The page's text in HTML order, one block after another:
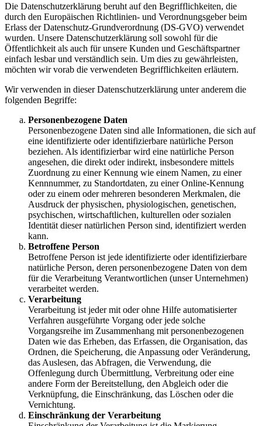
Die Datenschutzerklärung beruht auf den Begrifflichkeiten, die
durch den Europäischen Richtlinien- und Verordnungsgeber beim
Erlass der Datenschutz-Grundverordnung (DS-GVO) verwendet
wurden. Unsere Datenschutzerklärung soll sowohl für die
Öffentlichkeit als auch für unsere Kunden und Geschäftspartner
einfach lesbar und verständlich sein. Um dies zu gewährleisten,
möchten wir vorab die verwendeten Begrifflichkeiten erläutern.
Wir verwenden in dieser Datenschutzerklärung unter anderem die
folgenden Begriffe:
Personenbezogene Daten
Personenbezogene Daten sind alle Informationen, die sich auf
eine identifizierte oder identifizierbare natürliche Person
beziehen. Als identifizierbar wird eine natürliche Person
angesehen, die direkt oder indirekt, insbesondere mittels
Zuordnung zu einer Kennung wie einem Namen, zu einer
Kennnummer, zu Standortdaten, zu einer Online-Kennung
oder zu einem oder mehreren besonderen Merkmalen, die
Ausdruck der physischen, physiologischen, genetischen,
psychischen, wirtschaftlichen, kulturellen oder sozialen
Identität dieser natürlichen Person sind, identifiziert werden
kann.
Betroffene Person
Betroffene Person ist jede identifizierte oder identifizierbare
natürliche Person, deren personenbezogene Daten von dem
für die Verarbeitung Verantwortlichen (unser Unternehmen)
verarbeitet werden.
Verarbeitung
Verarbeitung ist jeder mit oder ohne Hilfe automatisierter
Verfahren ausgeführte Vorgang oder jede solche
Vorgangsreihe im Zusammenhang mit personenbezogenen
Daten wie das Erheben, das Erfassen, die Organisation, das
Ordnen, die Speicherung, die Anpassung oder Veränderung,
das Auslesen, das Abfragen, die Verwendung, die
Offenlegung durch Übermittlung, Verbreitung oder eine
andere Form der Bereitstellung, den Abgleich oder die
Verknüpfung, die Einschränkung, das Löschen oder die
Vernichtung.
Einschränkung der Verarbeitung